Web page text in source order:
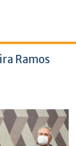
Ramos